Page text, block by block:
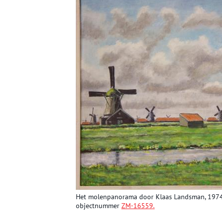
Het molenpanorama door Klaas Landsman,
objectnummer ZM-16559.